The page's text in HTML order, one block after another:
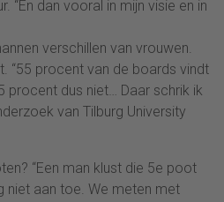
“En dan vooral in mijn visie en in
verschillen van vrouwen.
“55 procent van de boards vindt
procent dus niet… Daar schrik ik
van Tilburg University
“Een man klust die 5e poot
niet aan toe. We meten met